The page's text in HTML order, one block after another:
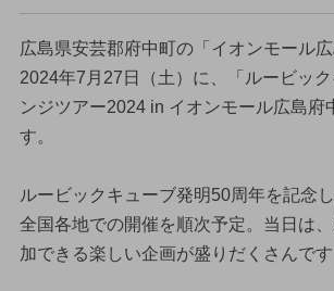
広島県安芸郡府中町の「イオンモール広
2024年7月27日（土）に、「ルービッ
ンジツアー2024 in イオンモール広島府
す。
ルービックキューブ発明50周年を記念
全国各地での開催を順次予定。当日は
加できる楽しい企画が盛りだくさんです